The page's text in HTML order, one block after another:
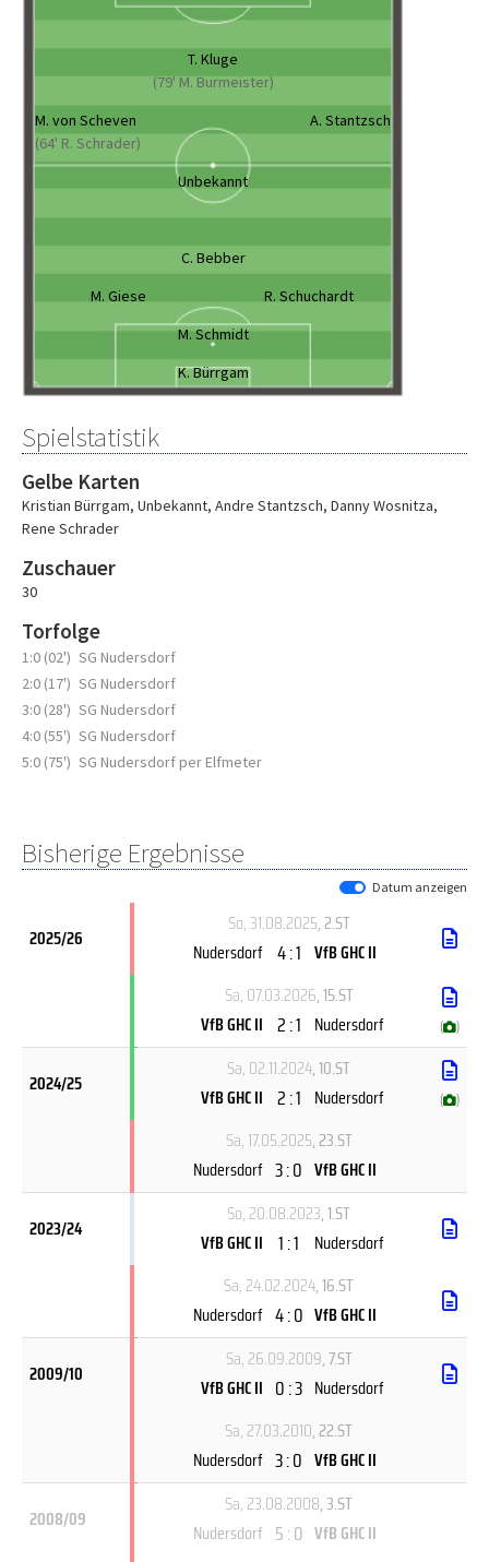
T. Kluge
(79' M. Burmeister)
M. von Scheven
(64' R. Schrader)
A. Stantzsch
Unbekannt
C. Bebber
M. Giese
R. Schuchardt
M. Schmidt
K. Bürrgam
Spielstatistik
Gelbe Karten
Kristian Bürrgam, Unbekannt, Andre Stantzsch, Danny Wosnitza,
Rene Schrader
Zuschauer
30
Torfolge
1:0 (02') SG Nudersdorf
2:0 (17') SG Nudersdorf
3:0 (28') SG Nudersdorf
4:0 (55') SG Nudersdorf
5:0 (75') SG Nudersdorf per Elfmeter
Bisherige Ergebnisse
Datum anzeigen
2025/26
So, 31.08.2025, 2.ST
Nudersdorf 4 : 1 VfB GHC II
Sa, 07.03.2026, 15.ST
VfB GHC II 2 : 1 Nudersdorf ( )
2024/25
Sa, 02.11.2024, 10.ST
VfB GHC II 2 : 1 Nudersdorf ( )
Sa, 17.05.2025, 23.ST
Nudersdorf 3 : 0 VfB GHC II
2023/24
So, 20.08.2023, 1.ST
VfB GHC II 1 : 1
Nudersdorf
Sa, 24.02.2024, 16.ST
Nudersdorf 4 : 0 VfB GHC II
2009/10
Sa, 26.09.2009, 7.ST
VfB GHC II 0 : 3 Nudersdorf
Sa, 27.03.2010, 22.ST
Nudersdorf 3 : 0 VfB GHC II
2008/09
Sa, 23.08.2008, 3.ST
Nudersdorf 5 : 0 VfB GHC II